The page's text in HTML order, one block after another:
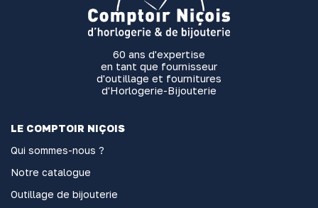
60 ans d'expertise
en tant que fournisseur
d'outillage et fournitures
d'Horlogerie-Bijouterie
LE COMPTOIR NIÇOIS
Qui sommes-nous ?
Notre catalogue
Outillage de bijouterie